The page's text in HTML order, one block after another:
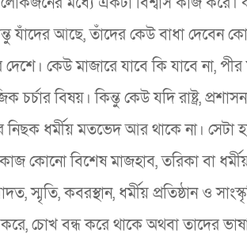
যাঁদের আছে, তাঁদের কেউ বাধা দেবেন
কেউ মাজারে যাবে কি যাবে না, পীর
বিষয়। কিন্তু কেউ যদি রাষ্ট্র,
নিছক ধর্মীয় মতভেদ আর থাকে না। সেটা
কাজ কোনো বিশেষ মাজহাব, তরিকা বা
স্মৃতি, কবরস্থান, ধর্মীয় প্রতিষ্ঠান ও
চোখ বন্ধ করে থাকে অথবা তাদের